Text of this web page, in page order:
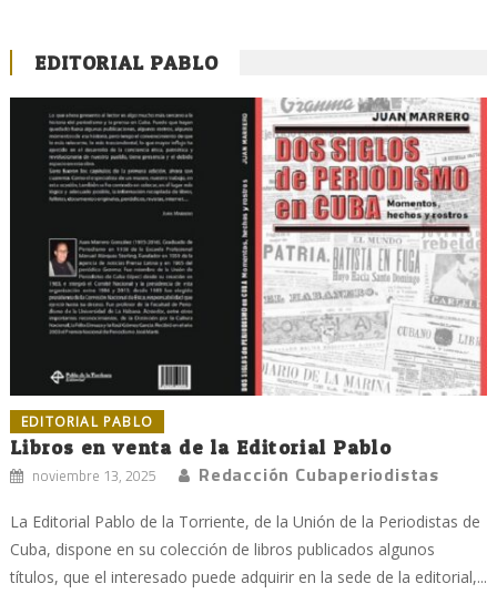
EDITORIAL PABLO
EDITORIAL PABLO
Libros en venta de la Editorial Pablo
noviembre 13, 2025 Redacción Cubaperiodistas
La Editorial Pablo de la Torriente, de la Unión de la Periodistas de
Cuba, dispone en su colección de libros publicados algunos
títulos, que el interesado puede adquirir en la sede de la editorial,...